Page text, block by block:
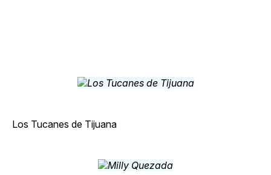
Los Tucanes de Tijuana